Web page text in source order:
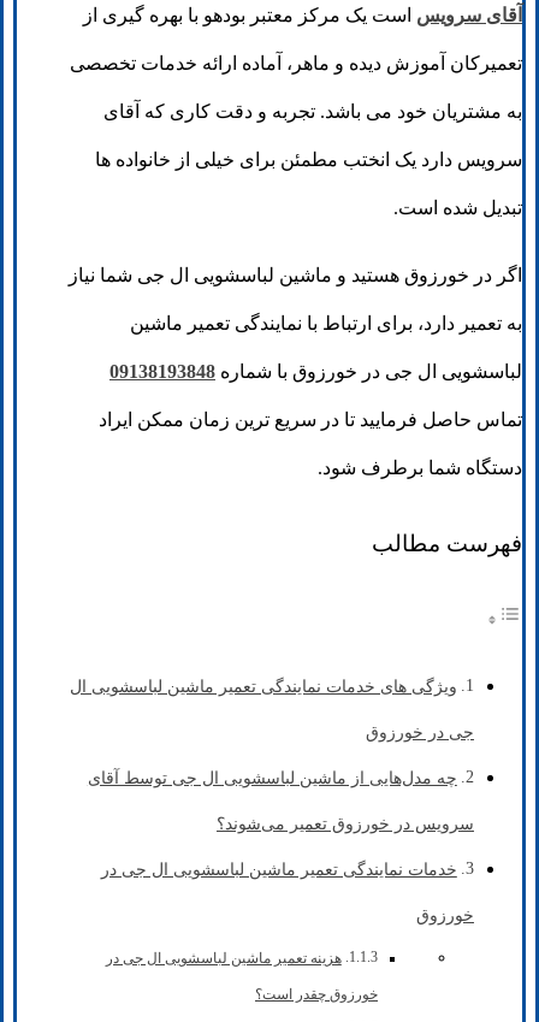
آقای سرویس است یک مرکز معتبر بودهو با بهره گیری از
تعمیرکان آموزش دیده و ماهر، آماده ارائه خدمات تخصصی
به مشتریان خود می باشد. تجربه و دقت کاری که آقای
سرویس دارد یک انختب مطمئن برای خیلی از خانواده ها
تبدیل شده است.
اگر در خورزوق هستید و ماشین لباسشویی ال جی شما نیاز
به تعمیر دارد، برای ارتباط با نمایندگی تعمیر ماشین
لباسشویی ال جی در خورزوق با شماره 09138193848
تماس حاصل فرمایید تا در سریع ترین زمان ممکن ایراد
دستگاه شما برطرف شود.
فهرست مطالب
ویژگی های خدمات نمایندگی تعمیر ماشین لباسشویی ال
جی در خورزوق
چه مدل‌هایی از ماشین لباسشویی ال جی توسط آقای
سرویس در خورزوق تعمیر می‌شوند؟
خدمات نمایندگی تعمیر ماشین لباسشویی ال جی در
خورزوق
هزینه تعمیر ماشین لباسشویی ال جی در
خورزوق چقدر است؟